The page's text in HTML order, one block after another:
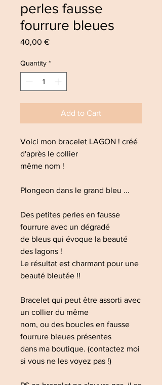
perles fausse
fourrure bleues
40,00 €Price
Quantity *
Add to Cart
Voici mon bracelet LAGON ! créé
d'après le collier
même nom !
Plongeon dans le grand bleu ...
Des petites perles en fausse
fourrure avec un dégradé
de bleus qui évoque la beauté
des lagons !
Le résultat est charmant pour une
beauté bleutée !!
Bracelet qui peut être assorti avec
un collier du même
nom, ou des boucles en fausse
fourrure bleues présentes
dans ma boutique. (contactez moi
si vous ne les voyez pas !)